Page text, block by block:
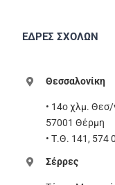
ΕΔΡΕΣ ΣΧΟΛΩΝ
Θεσσαλονίκη
• 14ο χλμ.
57001 Θέρμη
• Τ.Θ. 141, 574
Σέρρες